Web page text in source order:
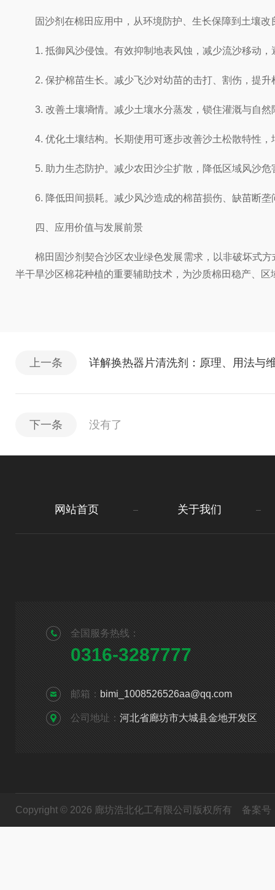
固沙剂在棉田应用中，从环境防护、生长保障到土壤改
1. 抵御风沙侵蚀。有效抑制地表风蚀，减少流沙移动，
2. 保护棉苗生长。减少飞沙对幼苗的击打、割伤，提升
3. 改善土壤墒情。减少土壤水分蒸发，锁住灌溉与自然
4. 优化土壤结构。长期使用可逐步改善沙土松散特性，
5. 助力生态防护。减少农田沙尘扩散，降低区域风沙危
6. 降低田间损耗。减少风沙造成的棉苗损伤、缺苗断垄
四、应用价值与发展前景
棉田固沙剂契合沙区农业绿色发展需求，以非破坏式方
半干旱沙区棉花种植的重要辅助技术，为沙质棉田稳产、
上一条 详解换热器片清洗剂：原理、用法与
下一条 没有了
网站首页 关于我们
全国服务热线：
0316-3287777
邮箱： bimi_1008526526aa@qq.com
公司地址： 河北省廊坊市大城县金地开发区
Copyright © 2026 廊坊浩北化工有限公司版权所有 备案号